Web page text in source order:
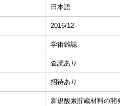
日本語
2016/12
学術雑誌
査読あり
招待あり
新規酸素貯蔵材料の開